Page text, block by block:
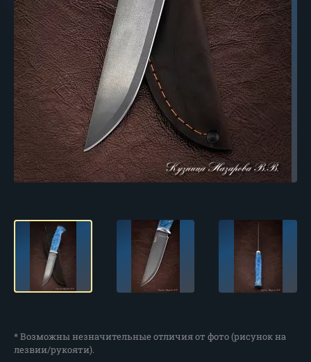
* Возможны незначительные отличия от фото (рисунок на
лезвии/рукояти).